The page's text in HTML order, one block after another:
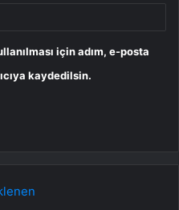
için adım, e-posta
kaydedilsin.